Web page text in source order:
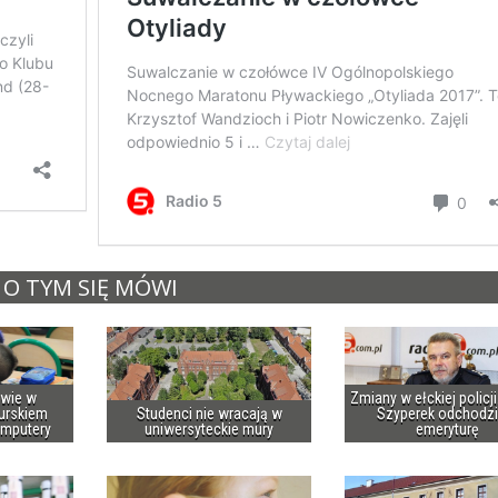
O TYM SIĘ MÓWI
w
Studenci nie wracają w
uniwersyteckie mury
Zmiany w ełckiej
Szyperek
emeryturę